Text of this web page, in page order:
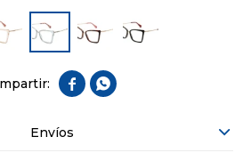
 
Envíos